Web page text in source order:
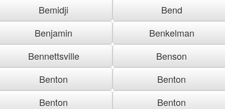
Bemidji
Bend
Benjamin
Benkelman
Bennettsville
Benson
Benton
Benton
Benton
Benton